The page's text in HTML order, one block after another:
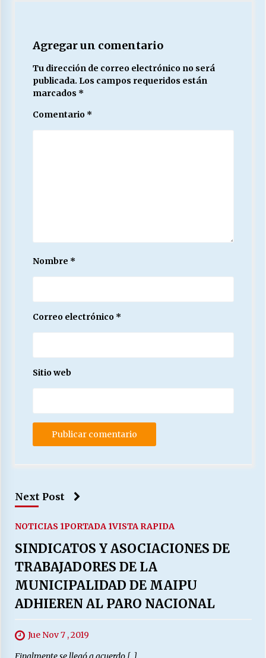
Agregar un comentario
Tu dirección de correo electrónico no será
publicada. Los campos requeridos están
marcados *
Comentario *
Nombre *
Correo electrónico *
Sitio web
Next Post
NOTICIAS 1PORTADA 1VISTA RAPIDA
SINDICATOS Y ASOCIACIONES DE
TRABAJADORES DE LA
MUNICIPALIDAD DE MAIPU
ADHIEREN AL PARO NACIONAL
Jue Nov 7 , 2019